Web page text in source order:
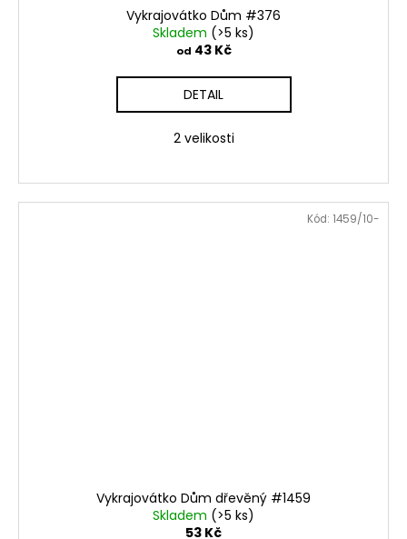
Vykrajovátko Dům #376
Skladem (>5 ks)
od 43 Kč
DETAIL
2 velikosti
Vykrajovátko Dům dřevěný #1459
Skladem (>5 ks)
53 Kč
Kód: 1459/10-